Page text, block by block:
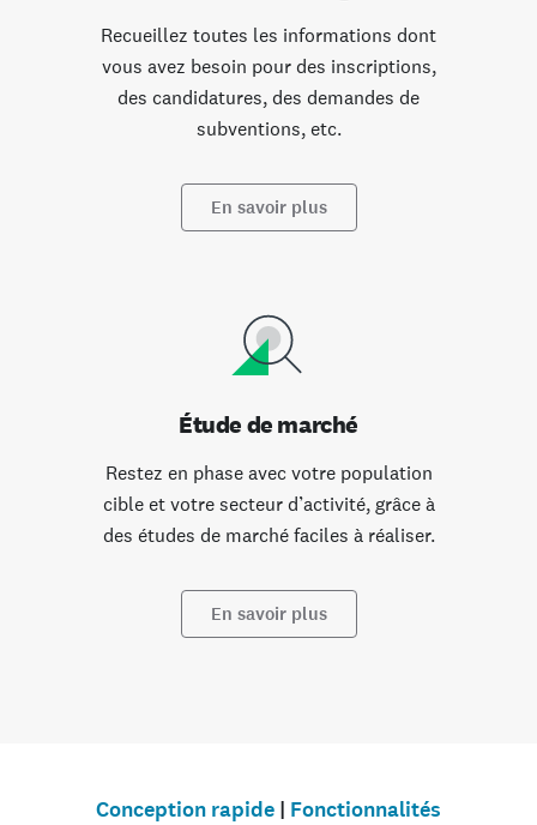
Recueillez toutes les informations dont
vous avez besoin pour des inscriptions,
des candidatures, des demandes de
subventions, etc.
En savoir plus
Étude de marché
Restez en phase avec votre population
cible et votre secteur d’activité, grâce à
des études de marché faciles à réaliser.
En savoir plus
Conception rapide| Fonctionnalités